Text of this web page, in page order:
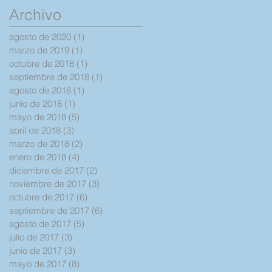
Archivo
agosto de 2020 (1)
marzo de 2019 (1)
octubre de 2018 (1)
septiembre de 2018 (1)
agosto de 2018 (1)
junio de 2018 (1)
mayo de 2018 (5)
abril de 2018 (3)
marzo de 2018 (2)
enero de 2018 (4)
diciembre de 2017 (2)
noviembre de 2017 (3)
octubre de 2017 (6)
septiembre de 2017 (6)
agosto de 2017 (5)
julio de 2017 (3)
junio de 2017 (3)
mayo de 2017 (8)